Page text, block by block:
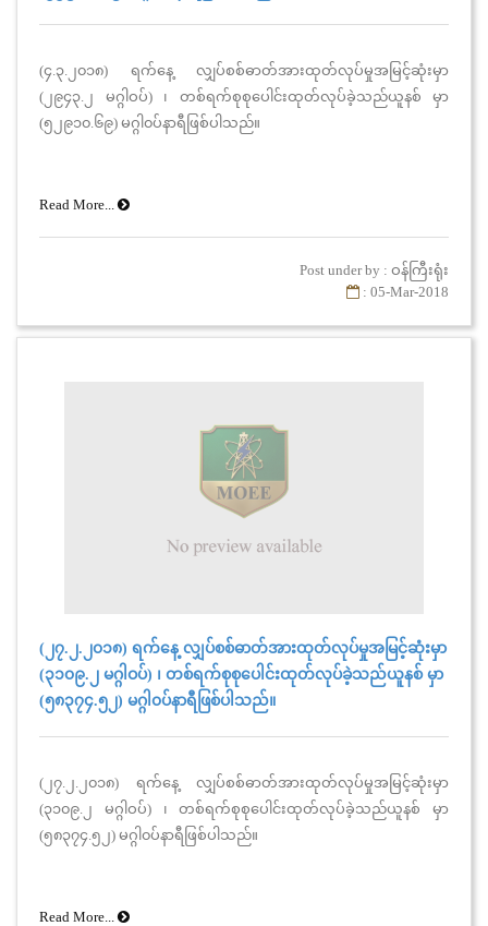
(၄.၃.၂၀၁၈) ရက်နေ့ လျှပ်စစ်ဓာတ်အားထုတ်လုပ်မှုအမြင့်ဆုံးမှာ
(၂၉၄၃.၂ မဂ္ဂါဝပ်) ၊ တစ်ရက်စုစုပေါင်းထုတ်လုပ်ခဲ့သည်ယူနစ် မှာ
(၅၂၉၁၀.၆၉) မဂ္ဂါ၀ပ်နာရီဖြစ်ပါသည်။
Read More...
Post under by : ဝန်ကြီးရုံး
: 05-Mar-2018
(၂၇.၂.၂၀၁၈) ရက်နေ့ လျှပ်စစ်ဓာတ်အားထုတ်လုပ်မှုအမြင့်ဆုံးမှာ
(၃၁၀၉.၂ မဂ္ဂါဝပ်) ၊ တစ်ရက်စုစုပေါင်းထုတ်လုပ်ခဲ့သည်ယူနစ် မှာ
(၅၈၃၇၄.၅၂) မဂ္ဂါ၀ပ်နာရီဖြစ်ပါသည်။
(၂၇.၂.၂၀၁၈) ရက်နေ့ လျှပ်စစ်ဓာတ်အားထုတ်လုပ်မှုအမြင့်ဆုံးမှာ
(၃၁၀၉.၂ မဂ္ဂါဝပ်) ၊ တစ်ရက်စုစုပေါင်းထုတ်လုပ်ခဲ့သည်ယူနစ် မှာ
(၅၈၃၇၄.၅၂) မဂ္ဂါ၀ပ်နာရီဖြစ်ပါသည်။
Read More...